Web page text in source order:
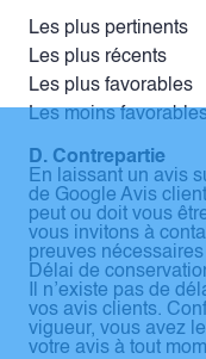
Les plus pertinents
Les plus récents
Les plus favorables
Les moins favorables
D. Contrepartie
En laissant un avis
de Google Avis
peut ou doit vous
vous invitons à
preuves
Délai de
Il n’existe pas de
vos avis clients.
vigueur, vous avez
votre avis à tout